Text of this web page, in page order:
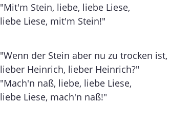
"Mit'm Stein, liebe, liebe Liese,
liebe Liese, mit'm Stein!"
"Wenn der Stein aber nu zu trocken ist,
lieber Heinrich, lieber Heinrich?"
"Mach'n naß, liebe, liebe Liese,
liebe Liese, mach'n naß!"